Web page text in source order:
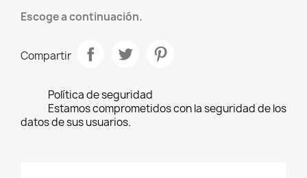
Escoge a continuación.
Compartir
Política de seguridad
Estamos comprometidos con la seguridad de los
datos de sus usuarios.